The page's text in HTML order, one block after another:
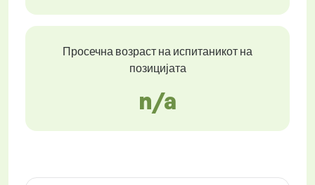
Просечна возраст на испитаникот на
позицијата
n/a